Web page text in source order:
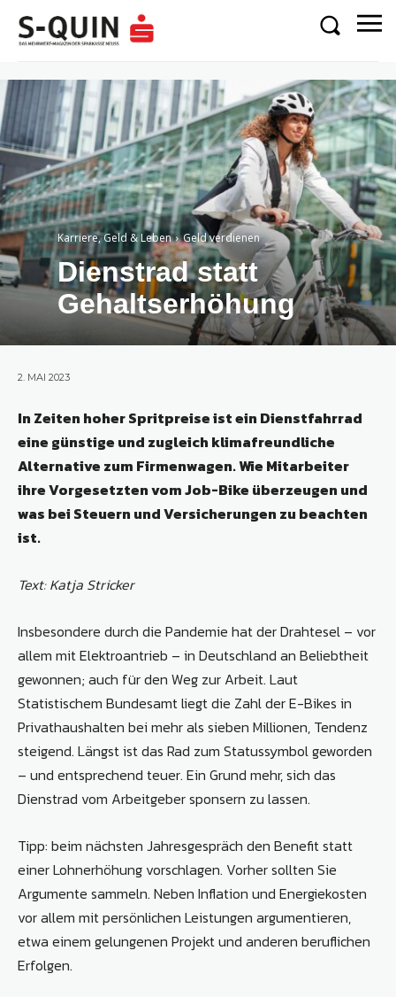
Karriere, Geld & Leben Geld verdienen
Dienstrad statt
Gehaltserhöhung
2. MAI 2023
In Zeiten hoher Spritpreise ist ein Dienstfahrrad
eine günstige und zugleich klimafreundliche
Alternative zum Firmenwagen. Wie Mitarbeiter
ihre Vorgesetzten vom Job-Bike überzeugen und
was bei Steuern und Versicherungen zu beachten
ist.
Text: Katja Stricker
Insbesondere durch die Pandemie hat der Drahtesel – vor
allem mit Elektroantrieb – in Deutschland an Beliebtheit
gewonnen; auch für den Weg zur Arbeit. Laut
Statistischem Bundesamt liegt die Zahl der E-Bikes in
Privathaushalten bei mehr als sieben Millionen, Tendenz
steigend. Längst ist das Rad zum Statussymbol geworden
– und entsprechend teuer. Ein Grund mehr, sich das
Dienstrad vom Arbeitgeber sponsern zu lassen.
Tipp: beim nächsten Jahresgespräch den Benefit statt
einer Lohnerhöhung vorschlagen. Vorher sollten Sie
Argumente sammeln. Neben Inflation und Energiekosten
vor allem mit persönlichen Leistungen argumentieren,
etwa einem gelungenen Projekt und anderen beruflichen
Erfolgen.